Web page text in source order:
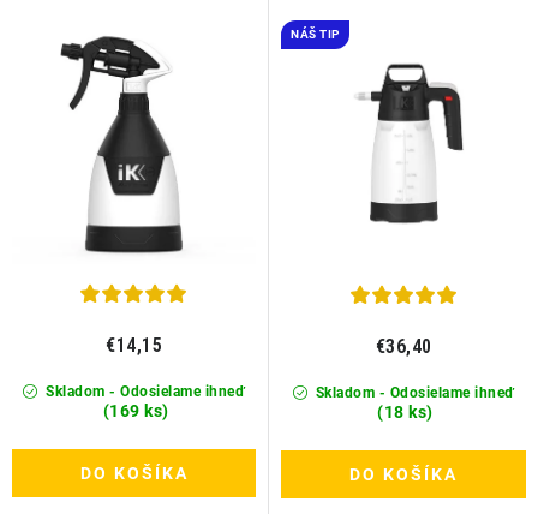
Skladom - Odosielame ihneď
(169 ks)
€14,15
DO KOŠÍKA
NÁŠ TIP
Skladom - Odosielame ihneď
(18 ks)
€36,40
DO KOŠÍKA